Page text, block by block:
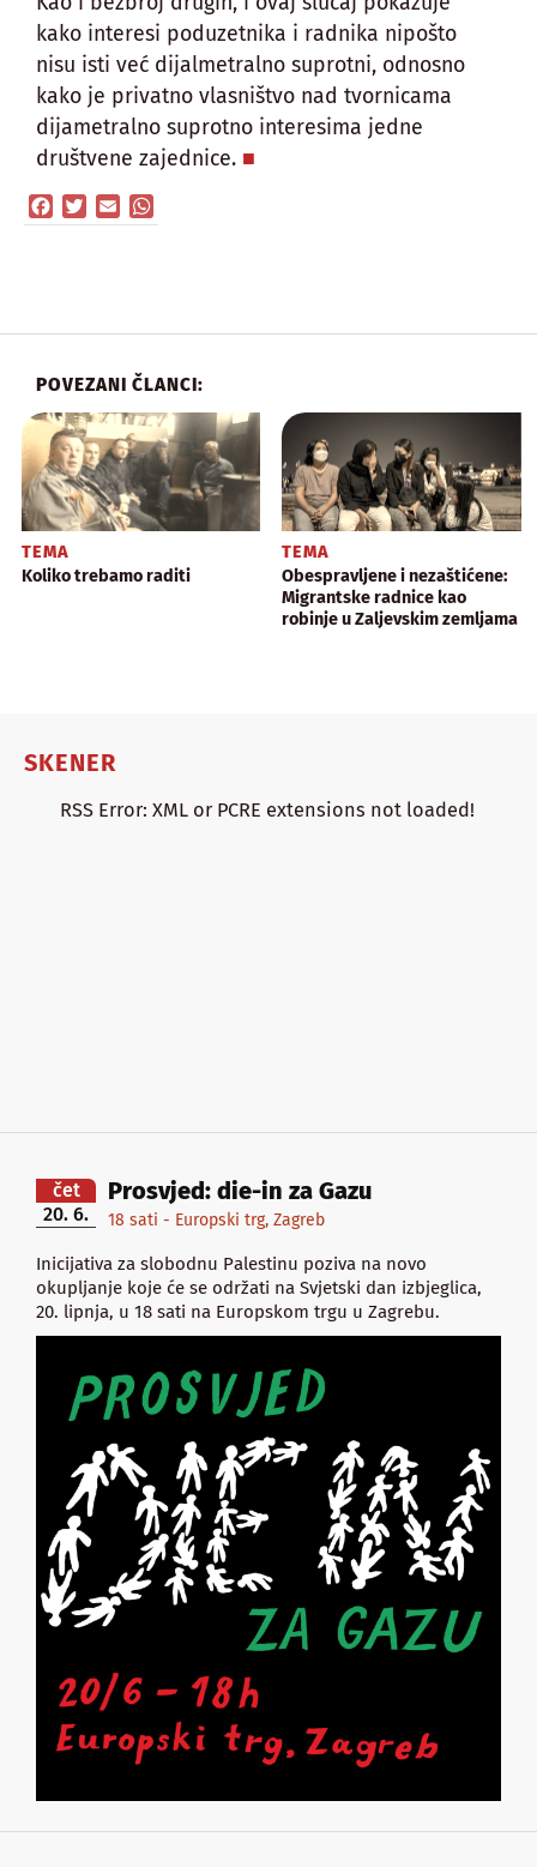
kako interesi poduzetnika i radnika nipošto
nisu isti već dijalmetralno suprotni, odnosno
kako je privatno vlasništvo nad tvornicama
dijametralno suprotno interesima jedne
društvene zajednice.
Facebook
TwitterEmail
POVEZANI ČLANCI:
TEMA
Koliko trebamo raditi
TEMA
Obespravljene i nezaštićene:
Migrantske radnice kao
robinje u Zaljevskim zemljama
SKENER
RSS Error: XML or PCRE extensions not loaded!
čet
20. 6.
Prosvjed: die-in za Gazu
18 sati - Europski trg, Zagreb
Inicijativa za slobodnu Palestinu poziva na novo
okupljanje koje će se održati na Svjetski dan izbjeglica,
20. lipnja, u 18 sati na Europskom trgu u Zagrebu.